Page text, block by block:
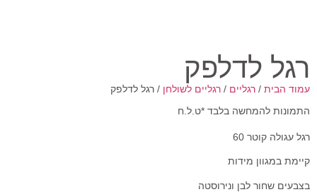
רגל לדלפק
עמוד הבית/ רגליים/ רגליים לשולחן/ רגל לדלפק
התמונות להמחשה בלבד *ט.ל.ח
רגל עגולה קוטר 60
קיימת במגוון מידות
בצבעים שחור לבן ונירוסטה